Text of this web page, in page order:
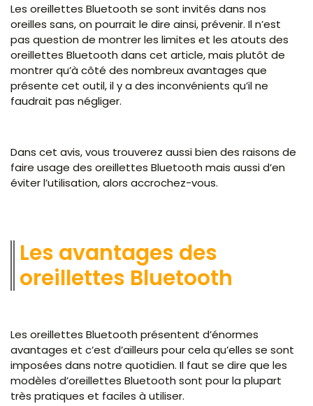
Les oreillettes Bluetooth se sont invités dans nos
oreilles sans, on pourrait le dire ainsi, prévenir. Il n’est
pas question de montrer les limites et les atouts des
oreillettes Bluetooth dans cet article, mais plutôt de
montrer qu’à côté des nombreux avantages que
présente cet outil, il y a des inconvénients qu’il ne
faudrait pas négliger.
Dans cet avis, vous trouverez aussi bien des raisons de
faire usage des oreillettes Bluetooth mais aussi d’en
éviter l’utilisation, alors accrochez-vous.
Les avantages des
oreillettes Bluetooth
Les oreillettes Bluetooth présentent d’énormes
avantages et c’est d’ailleurs pour cela qu’elles se sont
imposées dans notre quotidien. Il faut se dire que les
modèles d’oreillettes Bluetooth sont pour la plupart
très pratiques et faciles à utiliser.